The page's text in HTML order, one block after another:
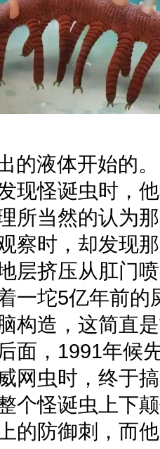
的液体开始的。
现怪诞虫时，
所当然的认为
察时，却发现
层挤压从肛门
一坨5亿年前的
构造，这简直
面， 1991年候
网虫时，终于
个怪诞虫 上下
的防御刺，而